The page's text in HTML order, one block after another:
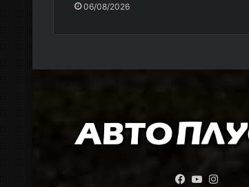
06/08/2026
Facebook
YouTube